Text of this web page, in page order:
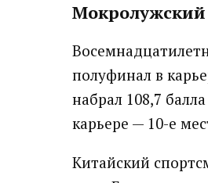
полуфинал в
набрал 108,7
карьере — 10-е
Китайский